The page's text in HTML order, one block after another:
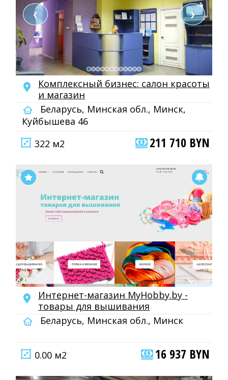
❮ ❯
Комплексный бизнес: салон красоты
и магазин
Беларусь, Минская обл., Минск,
Куйбышева 46
322 м2
211 710 BYN
Интернет-магазин MyHobby.by -
товары для вышивания
Беларусь, Минская обл., Минск
0.00 м2 16 937 BYN